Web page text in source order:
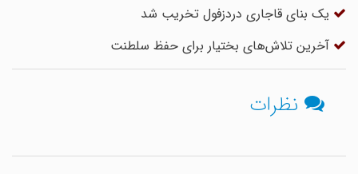
یک بنای قاجاری دردزفول تخریب شد
آخرین تلاش‌های بختیار برای حفظ سلطنت
نظرات